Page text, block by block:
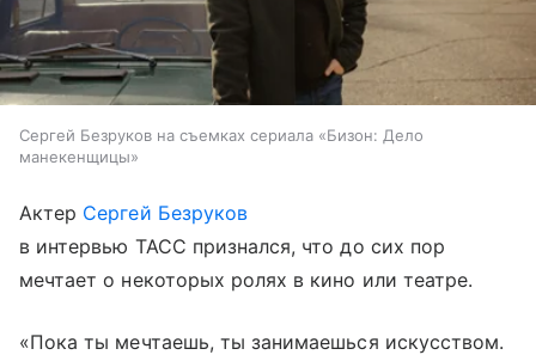
Сергей Безруков на съемках сериала «Бизон: Дело
манекенщицы»
Актер Сергей Безруков
в интервью ТАСС признался, что до сих пор
мечтает о некоторых ролях в кино или театре.
«Пока ты мечтаешь, ты занимаешься искусством.